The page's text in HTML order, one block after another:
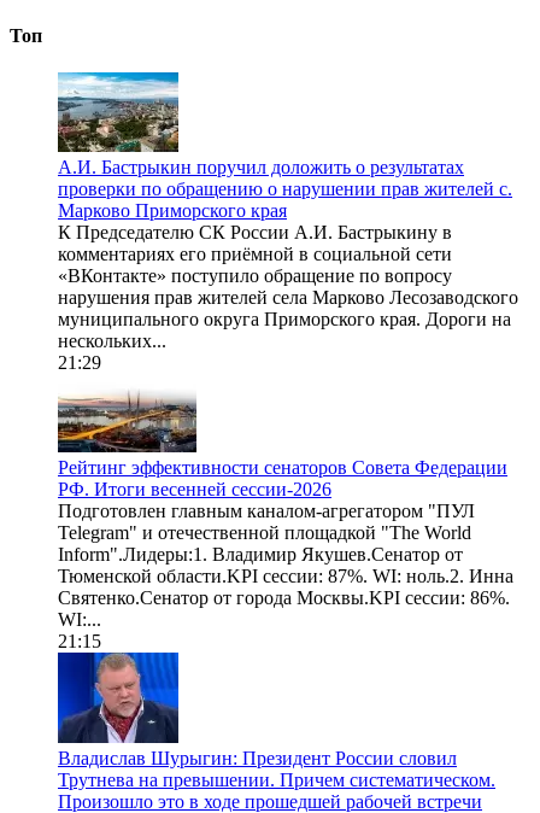
Топ
А.И. Бастрыкин поручил доложить о результатах
проверки по обращению о нарушении прав жителей с.
Марково Приморского края
К Председателю СК России А.И. Бастрыкину в
комментариях его приёмной в социальной сети
«ВКонтакте» поступило обращение по вопросу
нарушения прав жителей села Марково Лесозаводского
муниципального округа Приморского края. Дороги на
нескольких...
21:29
Рейтинг эффективности сенаторов Совета Федерации
РФ. Итоги весенней сессии-2026
Подготовлен главным каналом-агрегатором "ПУЛ
Telegram" и отечественной площадкой "The World
Inform".Лидеры:1. Владимир Якушев.Сенатор от
Тюменской области.KPI сессии: 87%. WI: ноль.2. Инна
Святенко.Сенатор от города Москвы.KPI сессии: 86%.
WI:...
21:15
Владислав Шурыгин: Президент России словил
Трутнева на превышении. Причем систематическом.
Произошло это в ходе прошедшей рабочей встречи